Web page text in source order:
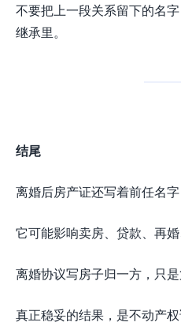
不要把上一段关系留下的名
继承里。
结尾
离婚后房产证还写着前任名字
它可能影响卖房、贷款、再婚
离婚协议写房子归一方，只是
真正稳妥的结果，是不动产